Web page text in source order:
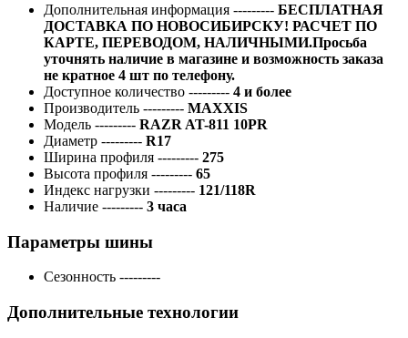
Дополнительная информация --------- БЕСПЛАТНАЯ
ДОСТАВКА ПО НОВОСИБИРСКУ! РАСЧЕТ ПО
КАРТЕ, ПЕРЕВОДОМ, НАЛИЧНЫМИ.Просьба
уточнять наличие в магазине и возможность заказа
не кратное 4 шт по телефону.
Доступное количество --------- 4 и более
Производитель --------- MAXXIS
Модель --------- RAZR AT-811 10PR
Диаметр --------- R17
Ширина профиля --------- 275
Высота профиля --------- 65
Индекс нагрузки --------- 121/118R
Наличие --------- 3 часа
Параметры шины
Сезонность ---------
Дополнительные технологии